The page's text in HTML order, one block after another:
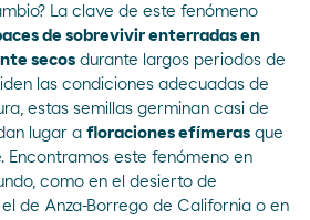
La clave de este fenómeno
de sobrevivir enterradas en
secos durante largos periodos de
las condiciones adecuadas de
estas semillas germinan casi de
lugar a floraciones efímeras que
Encontramos este fenómeno en
como en el desierto de
el de Anza-Borrego de California o en